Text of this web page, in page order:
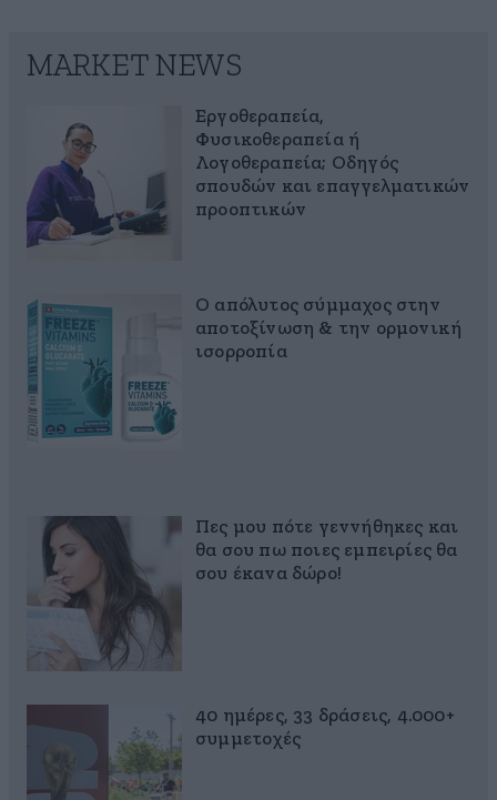
MARKET NEWS
Εργοθεραπεία,
Φυσικοθεραπεία ή
Λογοθεραπεία; Οδηγός
σπουδών και επαγγελματικών
προοπτικών
Ο απόλυτος σύμμαχος στην
αποτοξίνωση & την ορμονική
ισορροπία
Πες μου πότε γεννήθηκες και
θα σου πω ποιες εμπειρίες θα
σου έκανα δώρο!
40 ημέρες, 33 δράσεις, 4.000+
συμμετοχές